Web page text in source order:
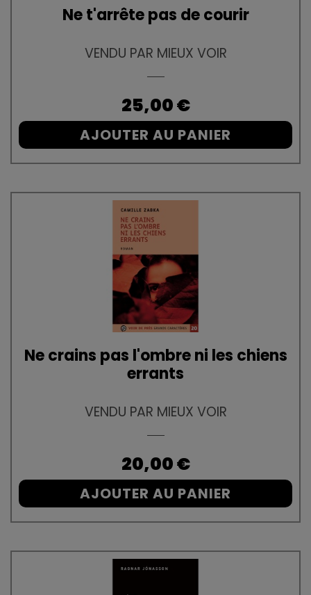
Ne t'arrête pas de courir
VENDU PAR MIEUX VOIR
Prix
25,00 €
AJOUTER AU PANIER
Ne crains pas l'ombre ni les chiens
errants
VENDU PAR MIEUX VOIR
Prix
20,00 €
AJOUTER AU PANIER